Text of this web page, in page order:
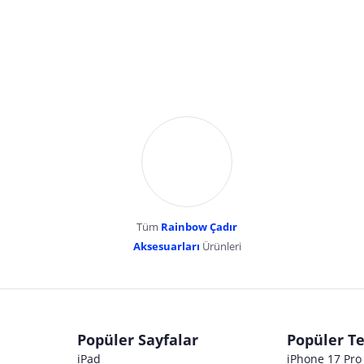
Tüm Rainbow Çadır
Aksesuarları Ürünleri
Popüler Sayfalar
iPad
Popüler
iPhone 17